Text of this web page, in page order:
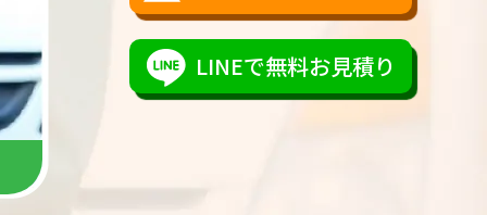
LINEで無料お見積り